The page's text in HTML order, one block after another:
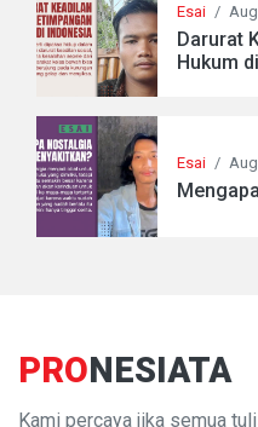
Esai /
Darurat
Hukum
Esai /
PRONESIATA
Kami percaya jika semua